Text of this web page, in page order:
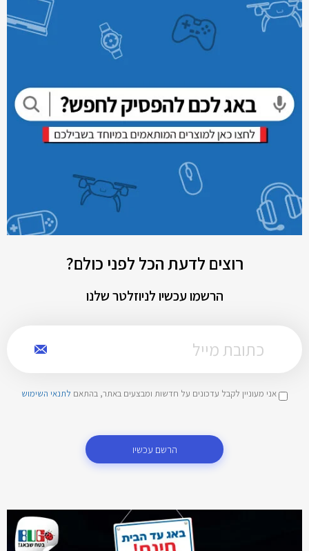
רוצים לדעת הכל לפני כולם?
הרשמו עכשיו לניוזלטר שלנו
אני מעוניין לקבל עדכונים על חדשות ומבצעים באתר, בהתאם לתנאי השימוש
הרשם עכשיו